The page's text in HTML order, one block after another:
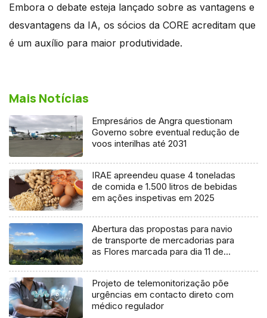
Embora o debate esteja lançado sobre as vantagens e
desvantagens da IA, os sócios da CORE acreditam que
é um auxílio para maior produtividade.
Mais Notícias
Empresários de Angra questionam
Governo sobre eventual redução de
voos interilhas até 2031
IRAE apreendeu quase 4 toneladas
de comida e 1.500 litros de bebidas
em ações inspetivas em 2025
Abertura das propostas para navio
de transporte de mercadorias para
as Flores marcada para dia 11 de
Projeto de telemonitorização põe
urgências em contacto direto com
médico regulador